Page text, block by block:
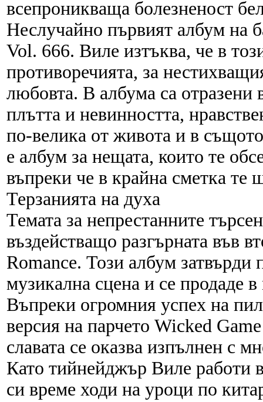
всепроникваща болезненост
Неслучайно първият албум на
Vol. 666. Виле изтъква, че в
противоречията, за
любовта. В албума са отразени
плътта и невинността,
по-велика от живота и в
е албум за нещата, които те
въпреки че в крайна сметка
Терзанията на духа
Темата за непрестанните
въздействащо разгърната във
Romance. Този албум затвърди
музикална сцена и се продаде
Въпреки огромния успех на
версия на парчето Wicked
славата се оказва изпълнен с
Като тийнейджър Виле работи
си време ходи на уроци по